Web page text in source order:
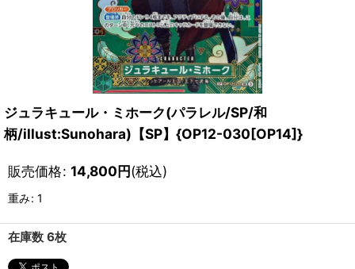
ジュラキュール・ミホーク(パラレル/SP/和
柄/illust:Sunohara)【SP】{OP12-030[OP14]}
販売価格: 14,800円(税込)
重み: 1
在庫数 6枚